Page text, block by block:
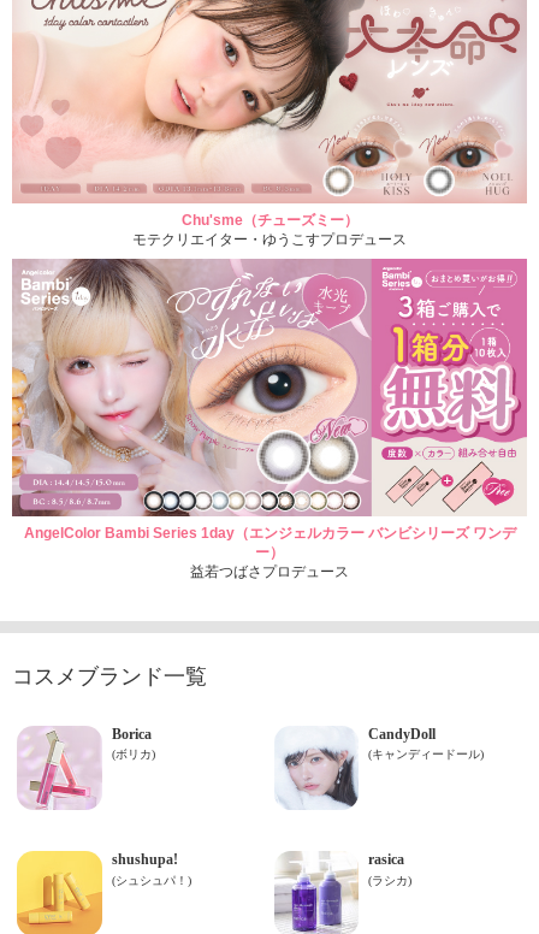
Chu'sme（チューズミー）
モテクリエイター・ゆうこすプロデュース
AngelColor Bambi Series 1day（エンジェルカラー バンビシリーズ ワンデ
ー）
益若つばさプロデュース
コスメブランド一覧